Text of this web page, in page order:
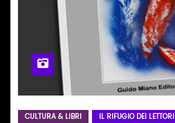
CULTURA & LIBRI IL RIFUGIO DEI LETTORI